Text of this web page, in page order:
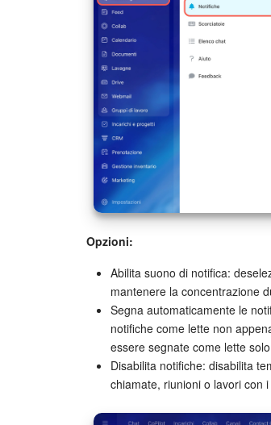
Opzioni:
Abilita suono di notifica:
mantenere la concentrazione
Segna automaticamente le
notifiche come lette non
essere segnate come lette
Disabilita notifiche: disabilita
chiamate, riunioni o lavori con